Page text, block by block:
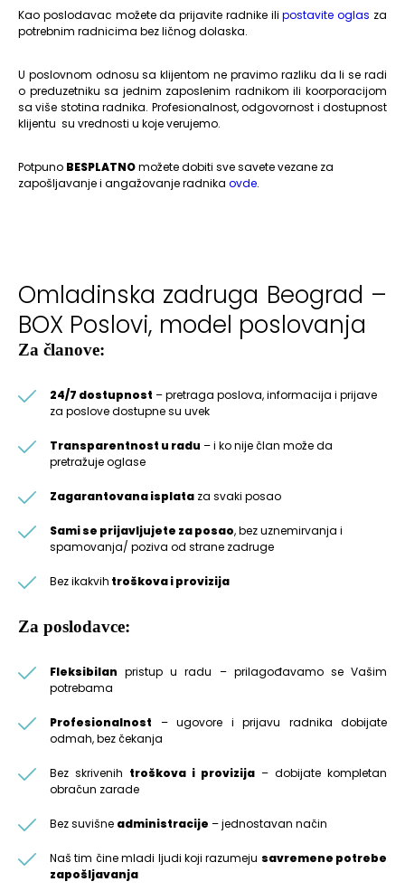
Kao poslodavac možete da prijavite radnike ilipostavite oglas za
potrebnim radnicima bez ličnog dolaska.
U poslovnom odnosu sa klijentom ne pravimo razliku da li se radi
o preduzetniku sa jednim zaposlenim radnikom ili koorporacijom
sa više stotina radnika. Profesionalnost, odgovornost i dostupnost
klijentu su vrednosti u koje verujemo.
Potpuno BESPLATNOmožete dobiti sve savete vezane za
zapošljavanje i angažovanje radnika ovde.
Omladinska zadruga Beograd –
BOX Poslovi, model poslovanja
Za članove:
24/7 dostupnost – pretraga poslova, informacija i prijave
za poslove dostupne su uvek
Transparentnost u radu – i ko nije član može da
pretražuje oglase
Zagarantovana isplata za svaki posao
Sami se prijavljujete za posao, bez uznemirvanja i
spamovanja/ poziva od strane zadruge
Bez ikakvih troškova i provizija
Za poslodavce:
Fleksibilan pristup u radu – prilagođavamo se Vašim
potrebama
Profesionalnost – ugovore i prijavu radnika dobijate
odmah, bez čekanja
Bez skrivenih troškova i provizija – dobijate kompletan
obračun zarade
Bez suvišne administracije – jednostavan način
Naš tim čine mladi ljudi koji razumeju savremene potrebe
zapošljavanja